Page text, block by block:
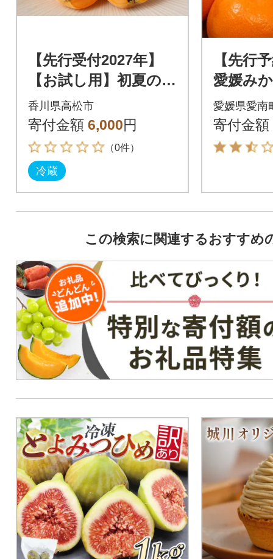
【先行受付2027年】
【お試し用】初夏の味
覚 ご家庭用びわ 約
500g
香川県高松市
寄付金額 6,000円
（0件）
冷蔵
【先行
愛媛み
時期
清家ば
ジ
愛媛県愛南
寄付金額
この検索に関連するおすすめ